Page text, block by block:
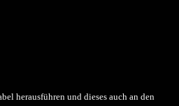
herausführen und dieses auch an den